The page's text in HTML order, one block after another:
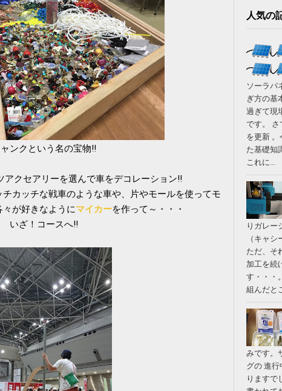
ンクという名の宝物‼
アクセアリーを選んで車をデコレーション‼
カッチな戦車のような車や、片やモールを使ってモ
が好きなようにマイカーを作って～・・・
いざ！コースへ‼
人気の
ソーラパ
ぎ方の基
過ぎて現
です。 さ
を更新
た基礎知
これに...
りガレー
（キャ
ただ、そ
加工を続
す・・・
組んだと
みです。
グの 進
りますで